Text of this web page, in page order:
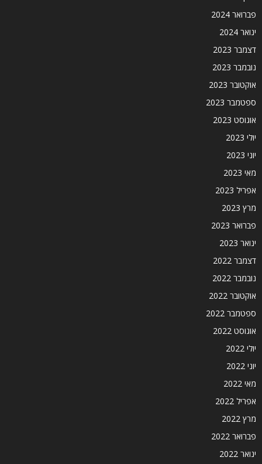
פברואר 2024
ינואר 2024
דצמבר 2023
נובמבר 2023
אוקטובר 2023
ספטמבר 2023
אוגוסט 2023
יולי 2023
יוני 2023
מאי 2023
אפריל 2023
מרץ 2023
פברואר 2023
ינואר 2023
דצמבר 2022
נובמבר 2022
אוקטובר 2022
ספטמבר 2022
אוגוסט 2022
יולי 2022
יוני 2022
מאי 2022
אפריל 2022
מרץ 2022
פברואר 2022
ינואר 2022